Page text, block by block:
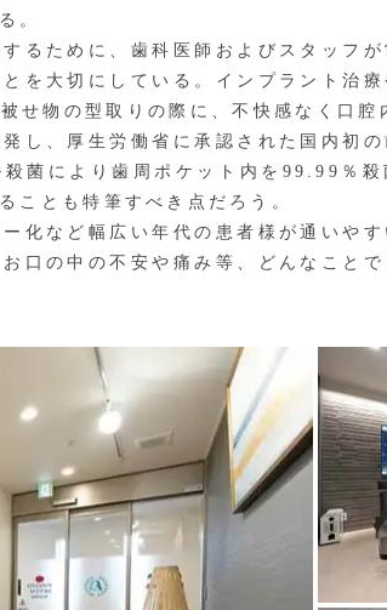
。
るために、歯科医師およびスタッフ
を大切にしている。インプラント治
せ物の型取りの際に、不快感なく口
し、厚生労働省に承認された国内初
菌により歯周ポケット内を99.99％
ことも特筆すべき点だろう。
化など幅広い年代の患者様が通いや
口の中の不安や痛み等、どんなこと